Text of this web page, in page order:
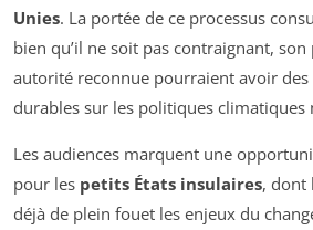
Unies. La portée de ce processus
bien qu’il ne soit pas contraignant,
autorité reconnue pourraient avoir des
durables sur les politiques climatiques
Les audiences marquent une
pour les petits États insulaires, dont
déjà de plein fouet les enjeux du